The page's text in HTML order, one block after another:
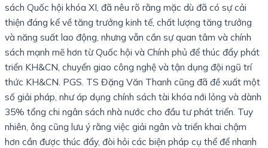
sách Quốc hội khóa XI, đã nêu rõ rằng mặc dù đã có sự cải
thiện đáng kể về tăng trưởng kinh tế, chất lượng tăng trưởng
và năng suất lao động, nhưng vẫn cần sự quan tâm và chính
sách mạnh mẽ hơn từ Quốc hội và Chính phủ để thúc đẩy phát
triển KH&CN, chuyển giao công nghệ và tận dụng đội ngũ trí
thức KH&CN. PGS. TS Đặng Văn Thanh cũng đã đề xuất một
số giải pháp, như áp dụng chính sách tài khóa nới lỏng và dành
35% tổng chi ngân sách nhà nước cho đầu tư phát triển. Tuy
nhiên, ông cũng lưu ý rằng việc giải ngân và triển khai chậm
hơn cần được thúc đẩy, đòi hỏi các biện pháp cụ thể để nhanh